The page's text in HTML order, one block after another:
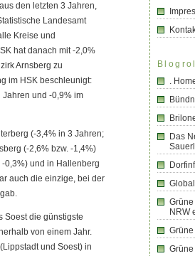
den letzten 3 Jahren,
Landesamt
Kreise und
hat danach mit -2,0%
Arnsberg zu
im HSK beschleunigt:
Jahren und -0,9% im
(-3,4% in 3 Jahren;
(-2,6% bzw. -1,4%)
0,3%) und in Hallenberg
auch die einzige, bei der
Soest die günstigste
von einem Jahr.
und Soest) in
.
Das
NRW